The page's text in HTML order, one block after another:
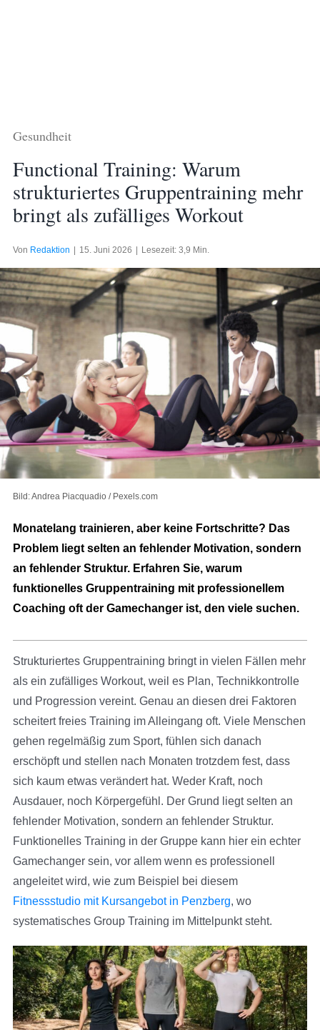
Gesundheit
Functional Training: Warum
strukturiertes Gruppentraining mehr
bringt als zufälliges Workout
Von Redaktion 15. Juni 2026 Lesezeit: 3,9 Min.
Bild: Andrea Piacquadio / Pexels.com
Monatelang trainieren, aber keine Fortschritte? Das
Problem liegt selten an fehlender Motivation, sondern
an fehlender Struktur. Erfahren Sie, warum
funktionelles Gruppentraining mit professionellem
Coaching oft der Gamechanger ist, den viele suchen.
Strukturiertes Gruppentraining bringt in vielen Fällen mehr
als ein zufälliges Workout, weil es Plan, Technikkontrolle
und Progression vereint. Genau an diesen drei Faktoren
scheitert freies Training im Alleingang oft. Viele Menschen
gehen regelmäßig zum Sport, fühlen sich danach
erschöpft und stellen nach Monaten trotzdem fest, dass
sich kaum etwas verändert hat. Weder Kraft, noch
Ausdauer, noch Körpergefühl. Der Grund liegt selten an
fehlender Motivation, sondern an fehlender Struktur.
Funktionelles Training in der Gruppe kann hier ein echter
Gamechanger sein, vor allem wenn es professionell
angeleitet wird, wie zum Beispiel bei diesem
Fitnessstudio mit Kursangebot in Penzberg, wo
systematisches Group Training im Mittelpunkt steht.